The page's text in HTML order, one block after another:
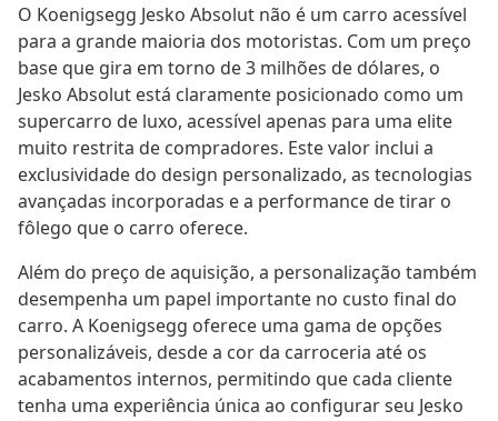
O Koenigsegg Jesko Absolut não é um carro acessível
para a grande maioria dos motoristas. Com um preço
base que gira em torno de 3 milhões de dólares, o
Jesko Absolut está claramente posicionado como um
supercarro de luxo, acessível apenas para uma elite
muito restrita de compradores. Este valor inclui a
exclusividade do design personalizado, as tecnologias
avançadas incorporadas e a performance de tirar o
fôlego que o carro oferece.
Além do preço de aquisição, a personalização também
desempenha um papel importante no custo final do
carro. A Koenigsegg oferece uma gama de opções
personalizáveis, desde a cor da carroceria até os
acabamentos internos, permitindo que cada cliente
tenha uma experiência única ao configurar seu Jesko